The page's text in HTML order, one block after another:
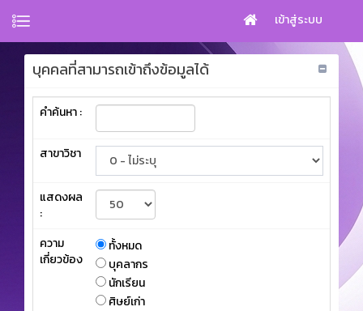
เข้าสู่ระบบ
บุคคลที่สามารถเข้าถึงข้อมูลได้
คำค้นหา :
สาขาวิชา
แสดงผล
:
ความ
เกี่ยวข้อง
ทั้งหมด
บุคลากร
นักเรียน
ศิษย์เก่า